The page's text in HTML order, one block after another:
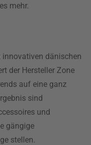
mehr.
dänischen
der Hersteller Zone
auf eine ganz
sind
und
gängige
stellen.